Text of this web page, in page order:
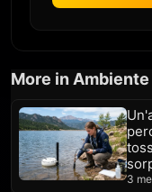
More in Ambiente
3